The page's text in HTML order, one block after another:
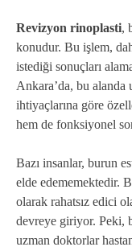
Revizyon rinoplasti,
konudur. Bu işlem,
istediği sonuçları
Ankara’da, bu alanda
ihtiyaçlarına göre
hem de fonksiyonel
Bazı insanlar, burun
elde edememektedir.
olarak rahatsız edici
devreye giriyor. Peki,
uzman doktorlar